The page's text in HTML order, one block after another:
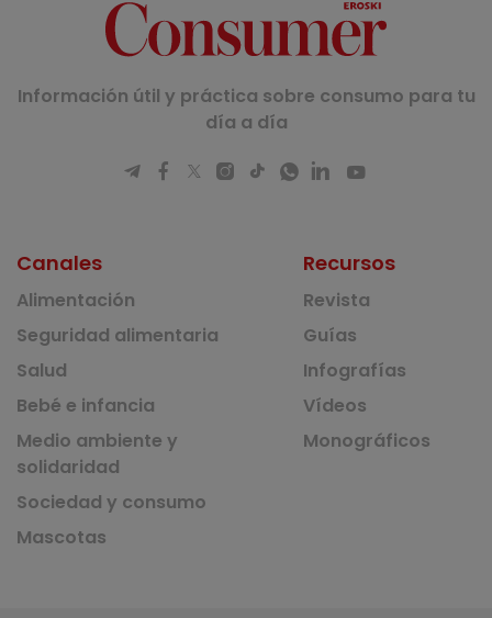
Información útil y práctica sobre consumo para tu
día a día
Canales
Alimentación
Seguridad alimentaria
Salud
Bebé e infancia
Medio ambiente y
solidaridad
Sociedad y consumo
Mascotas
Recursos
Revista
Guías
Infografías
Vídeos
Monográficos